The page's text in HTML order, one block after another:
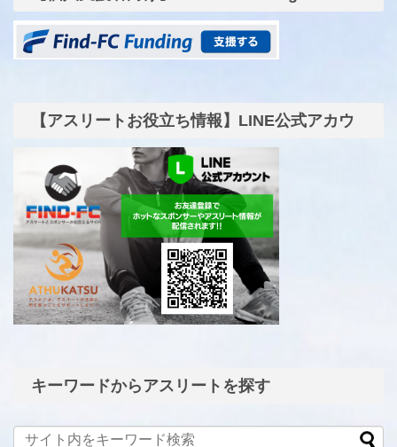
【アスリートお役立ち情報】LINE公式アカウ
キーワードからアスリートを探す